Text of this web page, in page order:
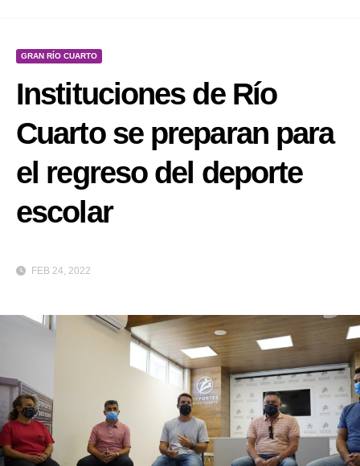
GRAN RÍO CUARTO
Instituciones de Río
Cuarto se preparan para
el regreso del deporte
escolar
FEB 24, 2022